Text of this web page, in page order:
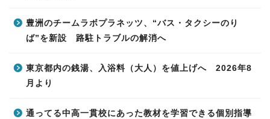
豊洲のチームラボプラネッツ、“バス・タクシーのり
ば”を新設 路駐トラブルの解消へ
東京都内の銭湯、入浴料（大人）を値上げへ 2026年8
月より
通ってる中高一貫校にあった教材を学習できる個別指導